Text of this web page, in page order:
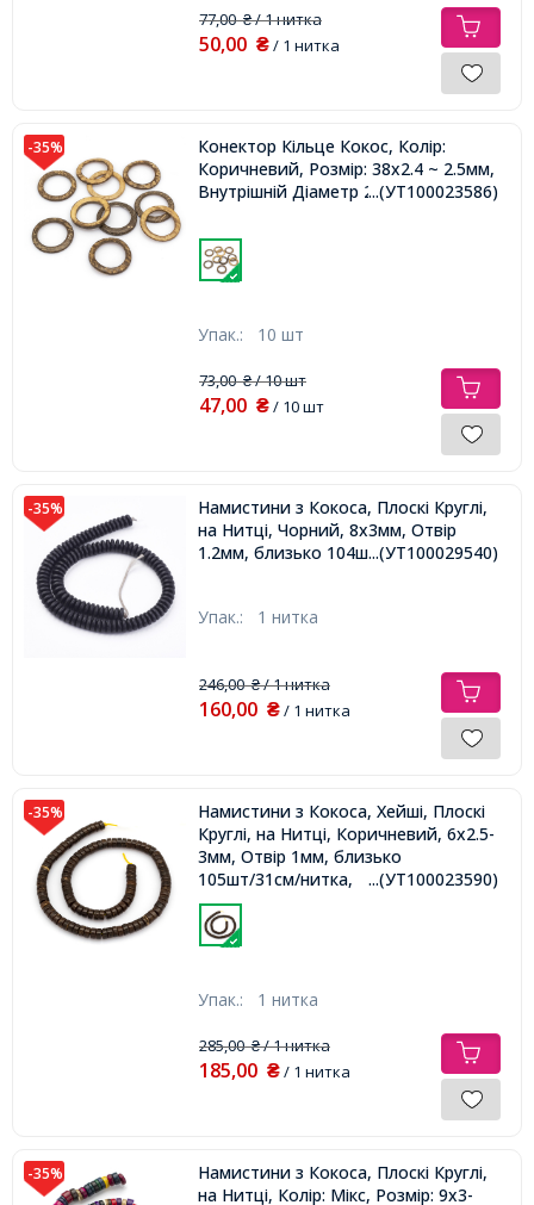
77,00₴/ 1 нитка
50,00 ₴/ 1 нитка
-35%
Конектор Кільце Кокос, Колір:
Коричневий, Розмір: 38x2.4 ~ 2.5мм,
Внутрішній Діаметр 27.2 ~ 27.3мм,
...(УТ100023586)
Упак.: 10 шт
73,00₴/ 10 шт
47,00 ₴/ 10 шт
-35%
Намистини з Кокоса, Плоскі Круглі,
на Нитці, Чорний, 8x3мм, Отвір
1.2мм, близько 104шт/30см/нитка,
...(УТ100029540)
Упак.: 1 нитка
246,00₴/ 1 нитка
160,00 ₴/ 1 нитка
-35%
Намистини з Кокоса, Хейші, Плоскі
Круглі, на Нитці, Коричневий, 6x2.5-
3мм, Отвір 1мм, близько
105шт/31см/нитка,
...(УТ100023590)
Упак.: 1 нитка
285,00₴/ 1 нитка
185,00 ₴/ 1 нитка
-35%
Намистини з Кокоса, Плоскі Круглі,
на Нитці, Колір: Мікс, Розмір: 9x3-